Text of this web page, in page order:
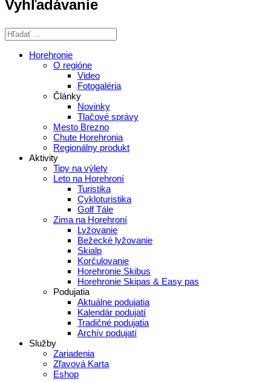
Vyhľadávanie
Horehronie
O regióne
Video
Fotogaléria
Články
Novinky
Tlačové správy
Mesto Brezno
Chute Horehronia
Regionálny produkt
Aktivity
Tipy na výlety
Leto na Horehroní
Turistika
Cykloturistika
Golf Tále
Zima na Horehroní
Lyžovanie
Bežecké lyžovanie
Skialp
Korčulovanie
Horehronie Skibus
Horehronie Skipas & Easy pas
Podujatia
Aktuálne podujatia
Kalendár podujatí
Tradičné podujatia
Archív podujatí
Služby
Zariadenia
Zľavová Karta
Eshop